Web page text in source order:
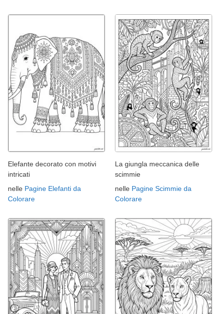
Elefante decorato con motivi
intricati
nelle Pagine Elefanti da
Colorare
La giungla meccanica delle
scimmie
nelle Pagine Scimmie da
Colorare